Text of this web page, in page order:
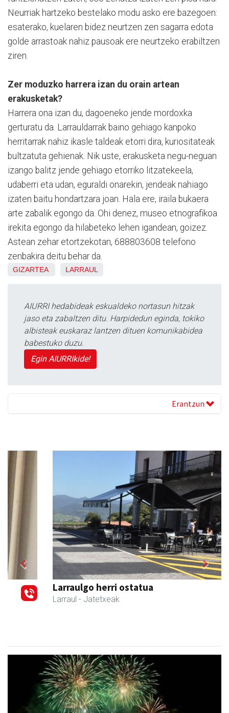
Neurriak hartzeko bestelako modu asko ere bazegoen:
esaterako, kuelaren bidez neurtzen zen sagarra edota
golde arrastoak nahiz pausoak ere neurtzeko erabiltzen
ziren.
Zer moduzko harrera izan du orain artean
erakusketak?
Harrera ona izan du, dagoeneko jende mordoxka
gerturatu da. Larrauldarrak baino gehiago kanpoko
herritarrak nahiz ikasle taldeak etorri dira, kuriositateak
bultzatuta gehienak. Nik uste, erakusketa negu-neguan
izango balitz jende gehiago etorriko litzatekeela,
udaberri eta udan, eguraldi onarekin, jendeak nahiago
izaten baitu hondartzara joan. Hala ere, iraila bukaera
arte zabalik egongo da. Ohi denez, museo etnografikoa
irekita egongo da hilabeteko lehen igandean, goizez.
Astean zehar etortzekotan, 688803608 telefono
zenbakira deitu behar da.
GIZARTEA LARRAUL
AIURRI hedabideak eskualdeko nortasun hitzak
jaso eta zabaltzen ditu. Harpidedun eginda, tokiko
albisteak euskaraz lantzen dituen komunikabidea
babestuko duzu.
Egin AIURRIkide!
Erantzun
Larraulgo herri ostatua
Larraul - Jatetxeak
Previous Next